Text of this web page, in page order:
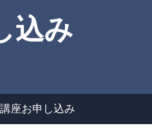
込み
講座お申し込み